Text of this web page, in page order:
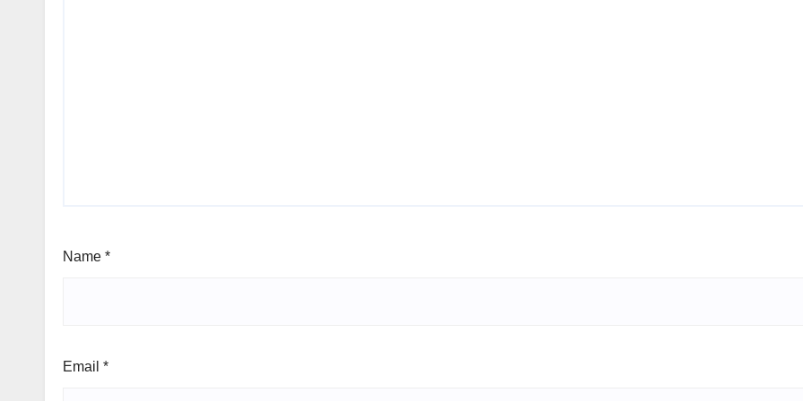
Name *
Email *